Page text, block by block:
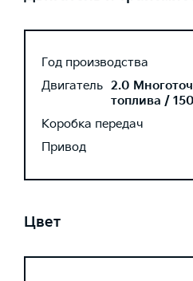
Год производства
Двигатель 2.0
топлива /
Коробка передач
Привод
Цвет